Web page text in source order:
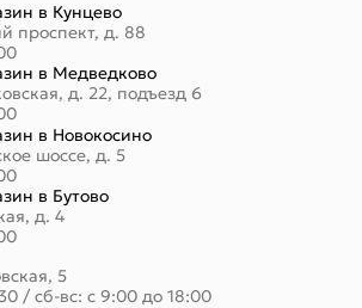
в Кунцево
проспект, д. 88
в Медведково
д. 22, подъезд 6
в Новокосино
шоссе, д. 5
в Бутово
д. 4
5
/ сб-вс: с 9:00 до 18:00